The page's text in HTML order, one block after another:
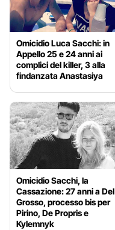
Omicidio Luca Sacchi: in
Appello 25 e 24 anni ai
complici del killer, 3 alla
findanzata Anastasiya
Omicidio Sacchi, la
Cassazione: 27 anni a Del
Grosso, processo bis per
Pirino, De Propris e
Kylemnyk